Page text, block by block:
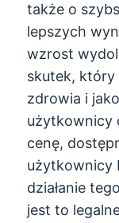
także o
lepszych
wzrost
skutek, który
zdrowia i
użytkownicy
cenę,
użytkownicy
działanie
jest to